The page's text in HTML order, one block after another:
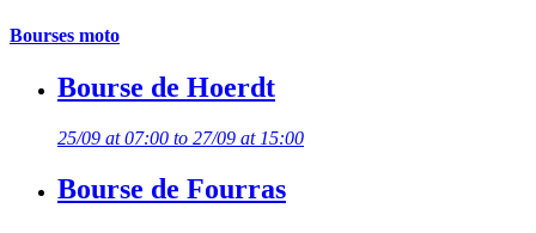
Bourses moto
Bourse de Hoerdt
25/09 at 07:00 to 27/09 at 15:00
Bourse de Fourras